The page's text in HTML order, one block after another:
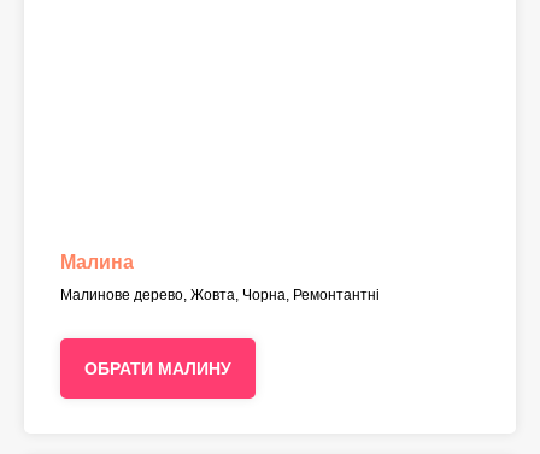
Малина
Малинове дерево, Жовта, Чорна, Ремонтантні
ОБРАТИ МАЛИНУ